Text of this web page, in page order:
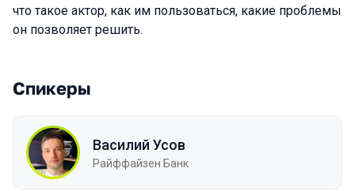
что такое актор, как им пользоваться, какие проблемы
он позволяет решить.
Спикеры
Василий Усов
Райффайзен Банк